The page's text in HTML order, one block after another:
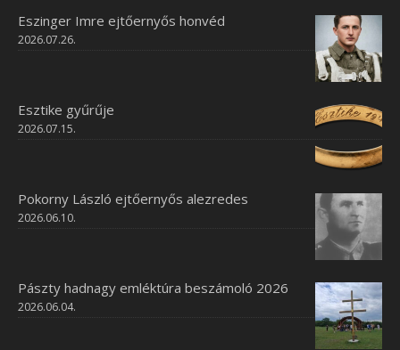
Eszinger Imre ejtőernyős honvéd
2026.07.26.
Esztike gyűrűje
2026.07.15.
Pokorny László ejtőernyős alezredes
2026.06.10.
Pászty hadnagy emléktúra beszámoló 2026
2026.06.04.